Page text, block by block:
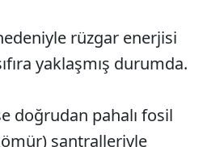
rüzgar enerjisi
yaklaşmış durumda.
doğrudan pahalı fosil
santralleriyle